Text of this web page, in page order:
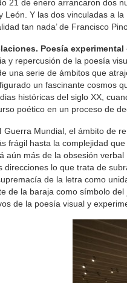
21 de enero arrancaron dos
León. Y las dos vinculadas a
tan nada’ de Francisco
Poesía
y repercusión de la poesía
una serie de ámbitos que
un fascinante cosmos
históricas del siglo XX,
poético en un proceso de
Guerra Mundial, el ámbito de
frágil hasta la complejidad
aún más de la obsesión
direcciones lo que trata de
de la letra como
de la baraja como símbolo
de la poesía visual y